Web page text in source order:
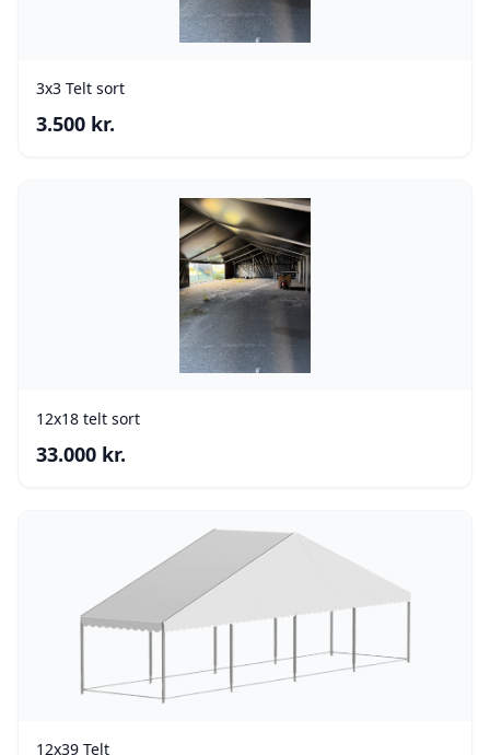
3x3 Telt sort
3.500 kr.
12x18 telt sort
33.000 kr.
12x39 Telt